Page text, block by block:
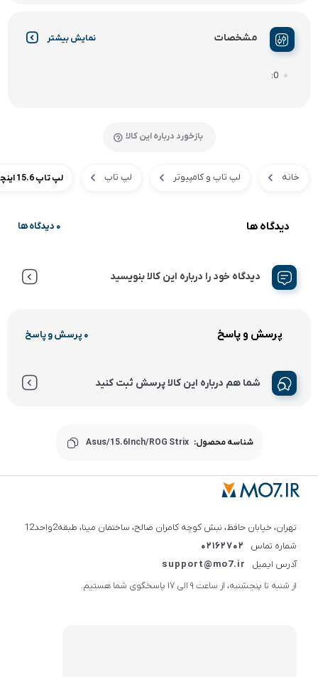
مشخصات نمایش بیشتر
0
بازخورد درباره این کالا
خانه لپ تاپ و کامپیوتر لپ تاپ لپ تاپ 15.6 اینچی ایسوس مدل ROG Strix SCAR 15 G533ZW-HF098
دیدگاه ها 0 دیدگاه ها
دیدگاه خود را درباره این کالا بنویسید
پرسش و پاسخ 0 پرسش و پاسخ
شما هم درباره این کالا پرسش ثبت کنید
شناسه محصول: Asus/15.6Inch/ROG Strix
تهران، خیابان حافظ، نبش کوچه کامران صالح، ساختمان مینا، طبقه2واحد12
شماره تماس
02162702
آدرس ایمیل
support@mo7.ir
از شنبه تا پنجشنبه، از ساعت 9 الی 17 پاسخگوی شما هستیم.